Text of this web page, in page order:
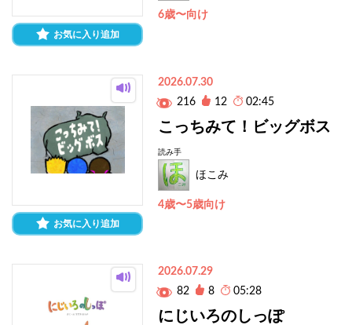
お気に入り追加
6歳〜向け
お気に入り追加
2026.07.30
216
12 02:45
こっちみて！ビッグボス
読み手
ほこみ
4歳〜5歳向け
2026.07.29
82
8 05:28
にじいろのしっぽ